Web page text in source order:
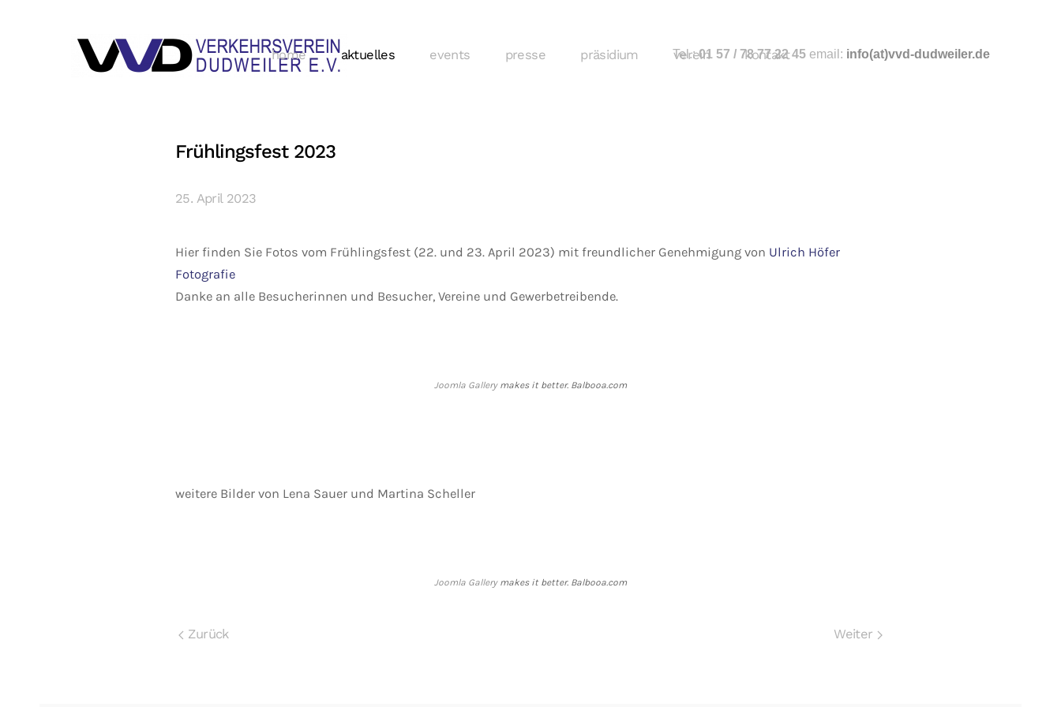
home aktuelles events presse präsidium verein kontakt
Tel.:01 57 / 78 77 22 45 email: info(at)vvd-dudweiler.de
Frühlingsfest 2023
25. April 2023
Hier finden Sie Fotos vom Frühlingsfest (22. und 23. April 2023) mit freundlicher Genehmigung von Ulrich Höfer
Fotografie
Danke an alle Besucherinnen und Besucher, Vereine und Gewerbetreibende.
Joomla Gallerymakes it better. Balbooa.com
weitere Bilder von Lena Sauer und Martina Scheller
Joomla Gallerymakes it better. Balbooa.com
Zurück Weiter